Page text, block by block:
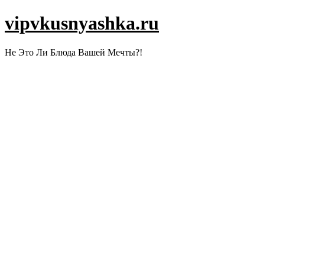
vipvkusnyashka.ru
Не Это Ли Блюда Вашей Мечты?!